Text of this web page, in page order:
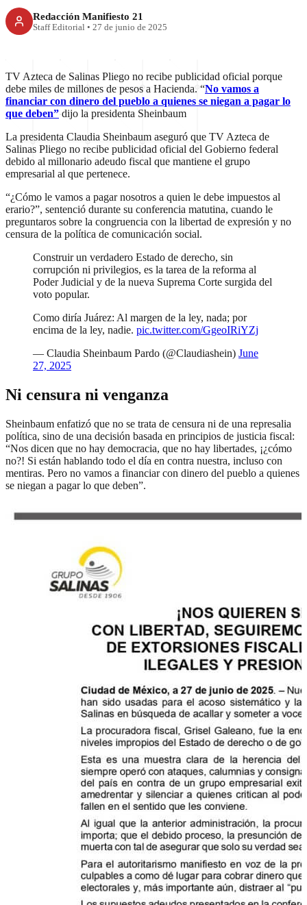
Redacción Manifiesto 21
Staff Editorial • 27 de junio de 2025
TV Azteca de Salinas Pliego no recibe publicidad oficial porque
debe miles de millones de pesos a Hacienda. “No vamos a
financiar con dinero del pueblo a quienes se niegan a pagar lo
que deben”dijo la presidenta Sheinbaum
La presidenta Claudia Sheinbaum aseguró que TV Azteca de
Salinas Pliego no recibe publicidad oficial del Gobierno federal
debido al millonario adeudo fiscal que mantiene el grupo
empresarial al que pertenece.
“¿Cómo le vamos a pagar nosotros a quien le debe impuestos al
erario?”, sentenció durante su conferencia matutina, cuando le
preguntaros sobre la congruencia con la libertad de expresión y no
censura de la política de comunicación social.
Construir un verdadero Estado de derecho, sin
corrupción ni privilegios, es la tarea de la reforma al
Poder Judicial y de la nueva Suprema Corte surgida del
voto popular.
Como diría Juárez: Al margen de la ley, nada; por
encima de la ley, nadie. pic.twitter.com/GgeoIRiYZj
— Claudia Sheinbaum Pardo (@Claudiashein) June
27, 2025
Ni censura ni venganza
Sheinbaum enfatizó que no se trata de censura ni de una represalia
política, sino de una decisión basada en principios de justicia fiscal:
“Nos dicen que no hay democracia, que no hay libertades, ¡¿cómo
no?! Si están hablando todo el día en contra nuestra, incluso con
mentiras. Pero no vamos a financiar con dinero del pueblo a quienes
se niegan a pagar lo que deben”.